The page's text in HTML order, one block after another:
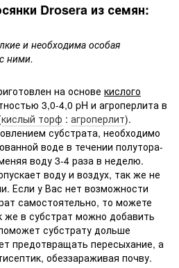
Drosera из семян:
и необходима особая
ними.
на основе кислого
3,0-4,0 pH и агроперлита в
кислый торф : агроперлит).
субстрата, необходимо
воде в течении полутора-
воду 3-4 раза в неделю.
воду и воздух, так же не
Если у Вас нет возможности
самостоятельно, то можете
же в субстрат можно добавить
субстрату дольше
предотвращать пересыхание, а
обеззараживая почву.